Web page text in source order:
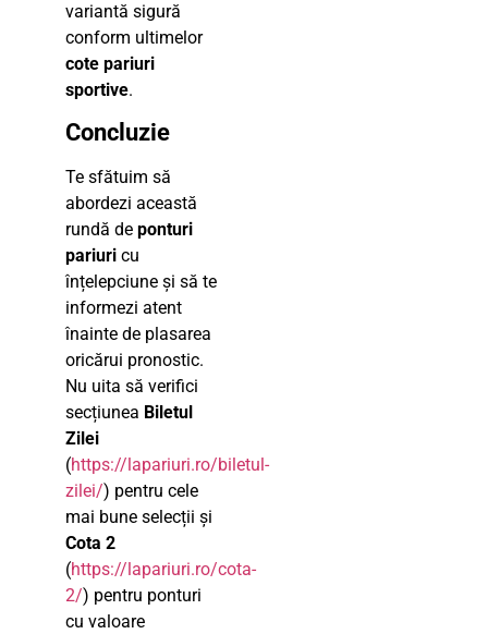
variantă sigură
conform ultimelor
cote pariuri
sportive.
Concluzie
Te sfătuim să
abordezi această
rundă de ponturi
pariuri cu
înțelepciune și să te
informezi atent
înainte de plasarea
oricărui pronostic.
Nu uita să verifici
secțiunea Biletul
Zilei
(https://lapariuri.ro/biletul-
zilei/) pentru cele
mai bune selecții și
Cota 2
(https://lapariuri.ro/cota-
2/) pentru ponturi
cu valoare